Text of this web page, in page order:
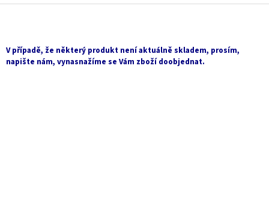
l
c
í
V případě, že některý produkt není aktuálně skladem, prosím,
napište nám, vynasnažíme se Vám zboží doobjednat.